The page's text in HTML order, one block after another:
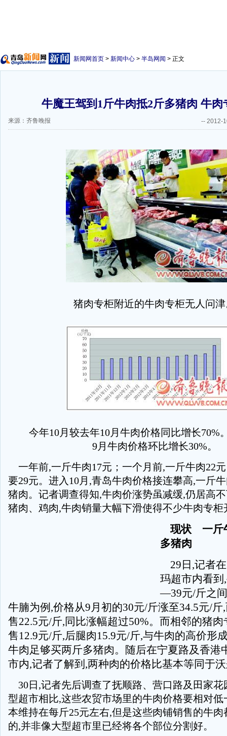
新闻网首页 > 新闻中心 > 半岛网闻 > 正文
牛魔王驾到1斤牛肉抵2斤多猪肉 牛肉
来源：齐鲁晚报 -- 2012-
猪肉专柜附近的牛肉专柜无人问
今年10月较去年10月牛肉价格同比增长70%
9月牛肉价格环比增长30%。
一年前,一斤牛肉17元；一个月前,一斤牛肉22
要29元。进入10月,青岛牛肉价格接连攀高,一斤
猪肉。记者调查得知,牛肉价涨势虽减缓,仍居高
猪肉、鸡肉,牛肉销量大幅下滑使得不少牛肉专柜
现状 一斤
多猪肉
29日,记者
玛超市内看到
—39元/斤之
牛腩为例,价格从9月初的30元/斤涨至34.5元/斤
售22.5元/斤,同比涨幅超过50%。而相邻的猪
售12.9元/斤,后腿肉15.9元/斤,与牛肉的高价形
牛肉足够买两斤多猪肉。随后在宁夏路及香港
市内,记者了解到,两种肉的价格比基本等同于
30日,记者先后调查了抚顺路、营口路及田家花
型超市相比,这些农贸市场里的牛肉价格要相对低
本维持在每斤25元左右,但是这些肉铺销售的牛
的,并非像大型超市里已经将各个部位分割好。